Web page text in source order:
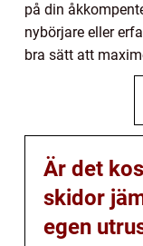
på din
nybörjare eller
bra sätt att
Är det
skidor
egen